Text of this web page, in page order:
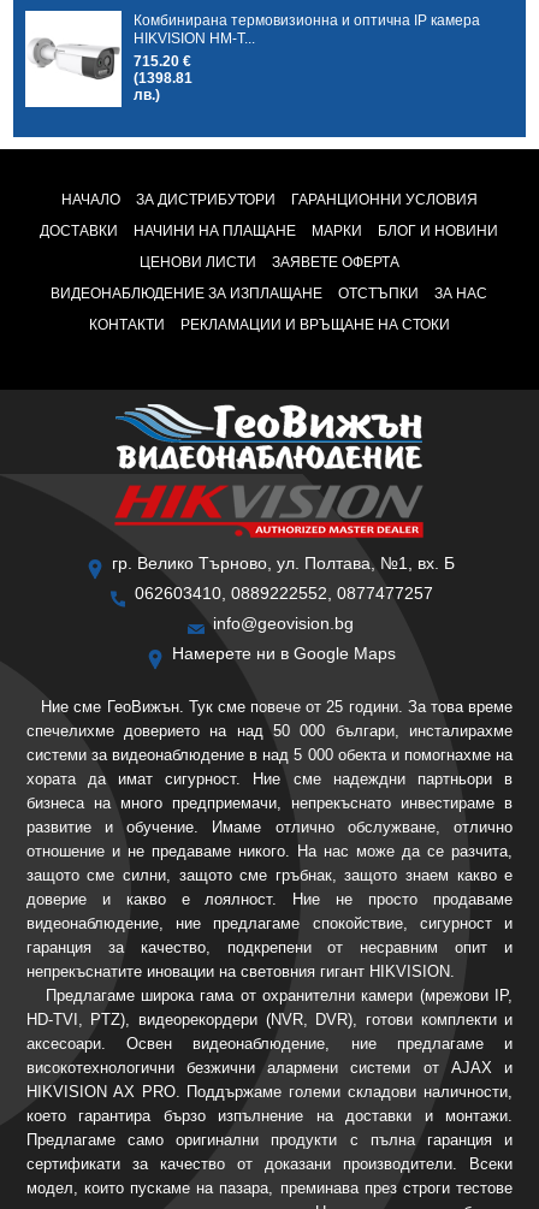
Комбинирана термовизионна и оптична IP камера
HIKVISION HM-T...
715.20 €
(1398.81
лв.)
НАЧАЛО ЗА ДИСТРИБУТОРИ
ГАРАНЦИОННИ УСЛОВИЯ
ДОСТАВКИ
НАЧИНИ НА ПЛАЩАНЕ МАРКИ
БЛОГ И НОВИНИ
ЦЕНОВИ ЛИСТИ
ЗАЯВЕТЕ ОФЕРТА
ВИДЕОНАБЛЮДЕНИЕ ЗА ИЗПЛАЩАНЕ
ОТСТЪПКИ
ЗА НАС
КОНТАКТИ
РЕКЛАМАЦИИ И ВРЪЩАНЕ НА СТОКИ
гр. Велико Търново, ул. Полтава, №1, вх. Б
062603410, 0889222552, 0877477257
info@geovision.bg
Намерете ни в Google Maps
Ние сме ГеоВижън. Тук сме повече от 25 години. За това време
спечелихме доверието на над 50 000 българи, инсталирахме
системи за видеонаблюдение в над 5 000 обекта и помогнахме на
хората да имат сигурност. Ние сме надеждни партньори в
бизнеса на много предприемачи, непрекъснато инвестираме в
развитие и обучение. Имаме отлично обслужване, отлично
отношение и не предаваме никого. На нас може да се разчита,
защото сме силни, защото сме гръбнак, защото знаем какво е
доверие и какво е лоялност. Ние не просто продаваме
видеонаблюдение, ние предлагаме спокойствие, сигурност и
гаранция за качество, подкрепени от несравним опит и
непрекъснатите иновации на световния гигант HIKVISION.
Предлагаме широка гама от охранителни камери (мрежови IP,
HD-TVI, PTZ), видеорекордери (NVR, DVR), готови комплекти и
аксесоари. Освен видеонаблюдение, ние предлагаме и
високотехнологични безжични алармени системи от AJAX и
HIKVISION AX PRO. Поддържаме големи складови наличности,
което гарантира бързо изпълнение на доставки и монтажи.
Предлагаме само оригинални продукти с пълна гаранция и
сертификати за качество от доказани производители. Всеки
модел, които пускаме на пазара, преминава през строги тестове